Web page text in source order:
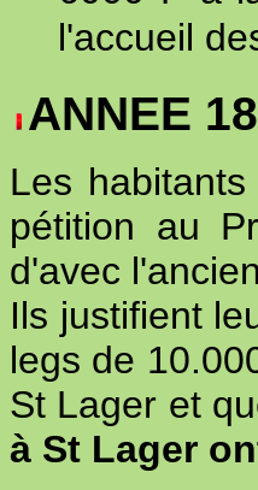
l'accueil
ANNEE
Les
pétition au
d'avec
Ils justifient
legs de
St Lager et
à St Lager